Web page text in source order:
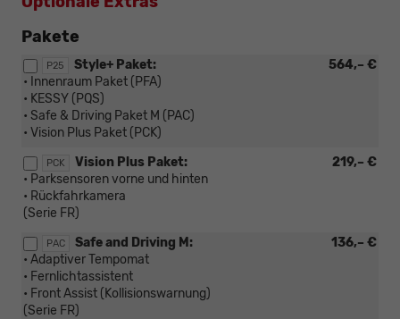
Pakete
P25 564,– €
Style+ Paket:
• Innenraum Paket (PFA)
• KESSY (PQS)
• Safe & Driving Paket M (PAC)
• Vision Plus Paket (PCK)
PCK 219,– €
Vision Plus Paket:
• Parksensoren vorne und hinten
• Rückfahrkamera
(Serie FR)
PAC 136,– €
Safe and Driving M:
• Adaptiver Tempomat
• Fernlichtassistent
• Front Assist (Kollisionswarnung)
(Serie FR)